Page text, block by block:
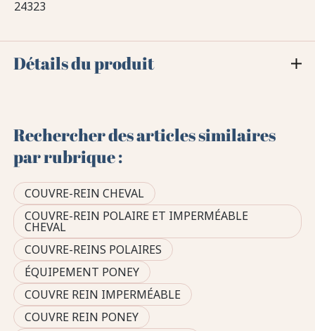
24323
Détails du produit
Rechercher des articles similaires
par rubrique :
COUVRE-REIN CHEVAL
COUVRE-REIN POLAIRE ET IMPERMÉABLE
CHEVAL
COUVRE-REINS POLAIRES
ÉQUIPEMENT PONEY
COUVRE REIN IMPERMÉABLE
COUVRE REIN PONEY